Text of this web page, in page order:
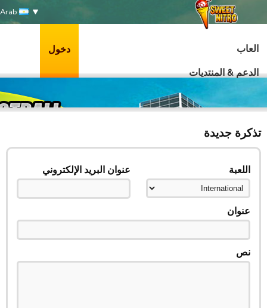
العاب
الدعم & المنتديات
دخول
تذكرة جديدة
عنوان البريد الإلكتروني اللعبة
عنوان
نص